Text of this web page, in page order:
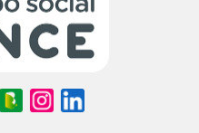
Síguenos
en
Síguenos
en
Síguenos
en